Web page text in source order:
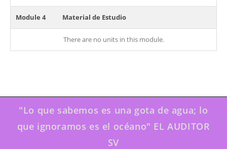
Module 4 Material de Estudio
There are no units in this module.
"Lo que sabemos es una gota de agua; lo
que ignoramos es el océano" EL AUDITOR
SV